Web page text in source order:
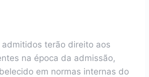
terão direito aos
na época da admissão,
em normas internas do